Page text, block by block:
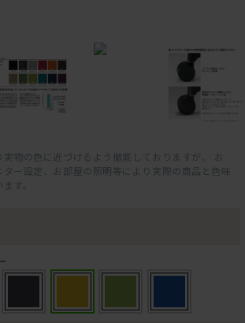
物の色に近づけるよう徹底しておりますが、 お
ター設定、お部屋の照明等により実際の商品と色味
す。